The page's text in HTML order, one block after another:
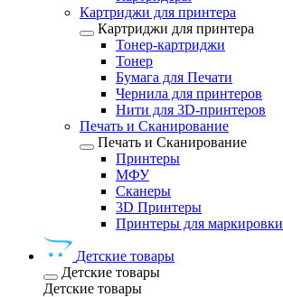
Картриджи для принтера
Картриджи для принтера
Тонер-картриджи
Тонер
Бумага для Печати
Чернила для принтеров
Нити для 3D-принтеров
Печать и Сканирование
Печать и Сканирование
Принтеры
МФУ
Сканеры
3D Принтеры
Принтеры для маркировки
Детские товары
Детские товары
Детские товары